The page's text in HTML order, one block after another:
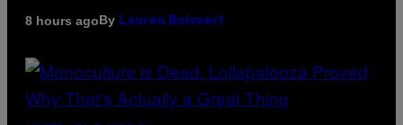
8 hours agoBy Lauren Boisvert